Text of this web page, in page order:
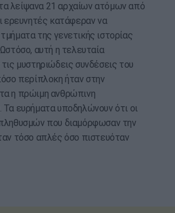
λείψανα 21 αρχαίων ατόμων από
ερευνητές κατάφεραν να
της γενετικής ιστορίας
αυτή η τελευταία
μυστηριώδεις συνδέσεις του
περίπλοκη ήταν στην
η πρώιμη ανθρώπινη
Τα ευρήματα υποδηλώνουν ότι οι
που διαμόρφωσαν την
τόσο απλές όσο πιστευόταν